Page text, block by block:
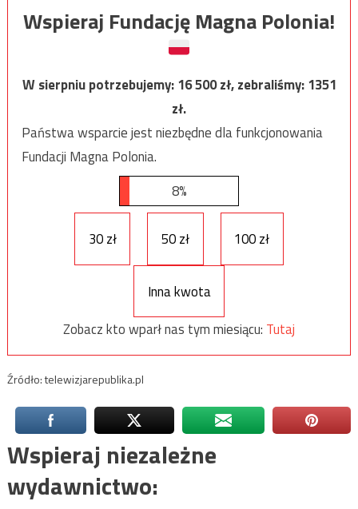
Wspieraj Fundację Magna Polonia!
W sierpniu potrzebujemy:16 500zł, zebraliśmy:1351
zł.
Państwa wsparcie jest niezbędne dla funkcjonowania
Fundacji Magna Polonia.
8%
30 zł 50 zł 100 zł
Inna kwota
Zobacz kto wparł nas tym miesiącu: Tutaj
Źródło: telewizjarepublika.pl
Wspieraj niezależne
wydawnictwo: